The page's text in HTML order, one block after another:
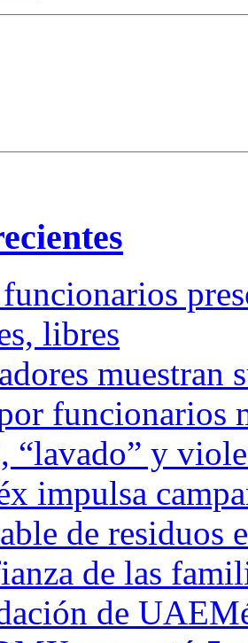
libres
muestran
funcionarios
“lavado” y
impulsa
de residuos
de las
de